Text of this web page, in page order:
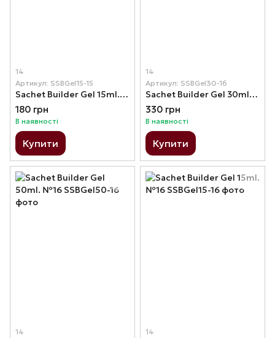
14
Артикул: SSBGel15-15
Sachet Builder Gel 15ml. №15
180 грн
В наявності
Купити
14
Артикул: SSBGel30-16
Sachet Builder Gel 30ml. №16
330 грн
В наявності
Купити
14
14